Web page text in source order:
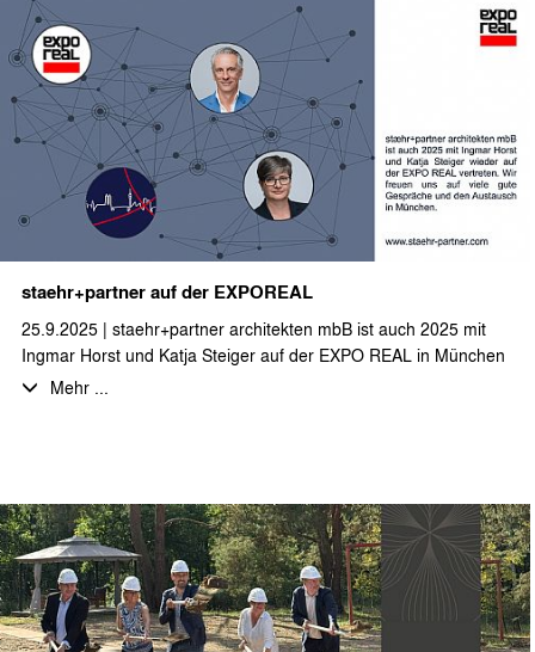
unterstützt den Hoteleigentümer durch die Erbringung von
Entwurfs- und Ausführungsplanung, sowie die Erstellung von
Ausschreibungsunterlagen und Mitwirkung bei der Vergabe. Wir
freuen uns sehr über die spannende Aufgabe im Hotelsegment
und wünschen viel Erfolg bei der Umsetzung innerhalb der
nächsten Monate.
staehr+partner auf der EXPOREAL
25.9.2025 | staehr+partner architekten mbB ist auch 2025 mit
Ingmar Horst und Katja Steiger auf der EXPO REAL in München
vertreten.
Mehr ...